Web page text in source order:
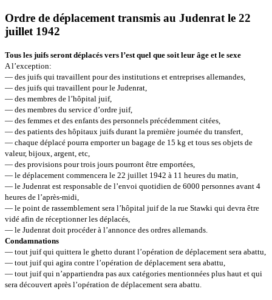
Ordre de déplacement transmis au Judenrat le 22
juillet 1942
Tous les juifs seront déplacés vers l’est quel que soit leur âge et le sexe
A l’exception:
— des juifs qui travaillent pour des institutions et entreprises allemandes,
— des juifs qui travaillent pour le Judenrat,
— des membres de l’hôpital juif,
— des membres du service d’ordre juif,
— des femmes et des enfants des personnels précédemment citées,
— des patients des hôpitaux juifs durant la première journée du transfert,
— chaque déplacé pourra emporter un bagage de 15 kg et tous ses objets de
valeur, bijoux, argent, etc,
— des provisions pour trois jours pourront être emportées,
— le déplacement commencera le 22 juillet 1942 à 11 heures du matin,
— le Judenrat est responsable de l’envoi quotidien de 6000 personnes avant 4
heures de l’après-midi,
— le point de rassemblement sera l’hôpital juif de la rue Stawki qui devra être
vidé afin de réceptionner les déplacés,
— le Judenrat doit procéder à l’annonce des ordres allemands.
Condamnations
— tout juif qui quittera le ghetto durant l’opération de déplacement sera abattu,
— tout juif qui agira contre l’opération de déplacement sera abattu,
— tout juif qui n’appartiendra pas aux catégories mentionnées plus haut et qui
sera découvert après l’opération de déplacement sera abattu.